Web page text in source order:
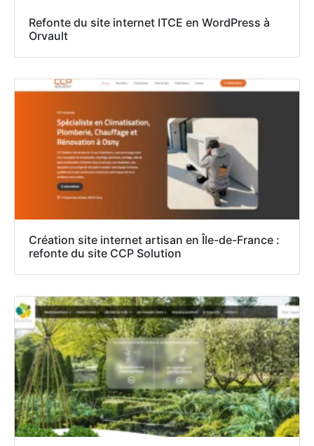
Refonte du site internet ITCE en WordPress à
Orvault
Création site internet artisan en Île-de-France :
refonte du site CCP Solution